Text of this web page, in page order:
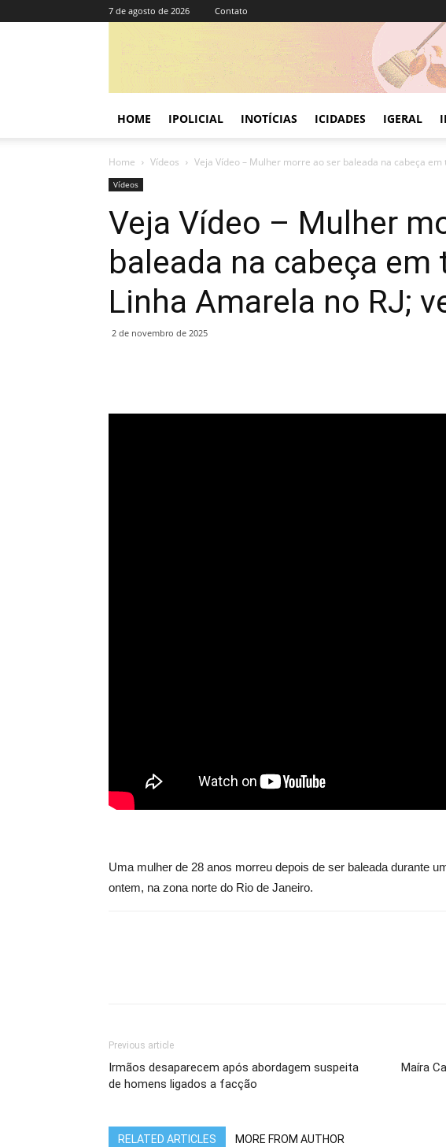
7 de agosto de 2026 Contato
HOME IPOLICIAL INOTÍCIAS ICIDADES IGERAL
Home Vídeos Veja Vídeo – Mulher morre ao ser baleada na cabeça em
Vídeos
Veja Vídeo – Mulher
baleada na cabeça
Linha Amarela no RJ;
2 de novembro de 2025
Uma mulher de 28 anos morreu depois de ser baleada durante
ontem, na zona norte do Rio de Janeiro.
Previous article
Irmãos desaparecem após abordagem suspeita
de homens ligados a facção
Maíra
RELATED ARTICLES MORE FROM AUTHOR